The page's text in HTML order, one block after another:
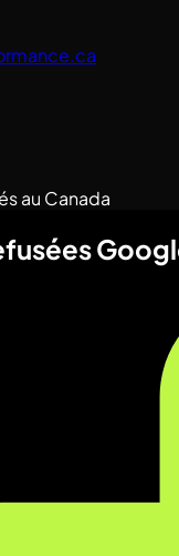
au Canada